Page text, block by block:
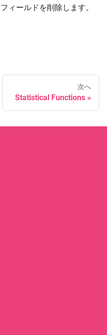
ィールドを削除します。
次へ
Statistical Functions